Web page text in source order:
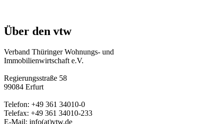
Über den vtw
Verband Thüringer Wohnungs- und
Immobilienwirtschaft e.V.
Regierungsstraße 58
99084 Erfurt
Telefon: +49 361 34010-0
Telefax: +49 361 34010-233
E-Mail: info(at)vtw.de